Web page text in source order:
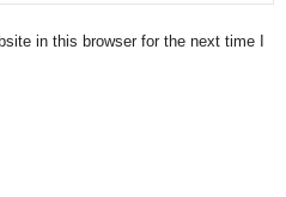
in this browser for the next time I